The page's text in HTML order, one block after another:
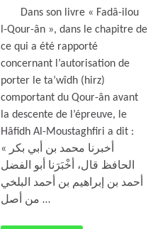
Dans son livre « Fadâ-ilou
l-Qour-ân », dans le chapitre de
ce qui a été rapporté
concernant l’autorisation de
porter le ta’wîdh (hirz)
comportant du Qour-ân avant
la descente de l’épreuve, le
Hâfidh Al-Moustaghfiri a dit :
« أخبرنا محمد بن أبي بكر
الحافظ قال، أخْبَرَنا أبو الفضل
أحمد بن إبراهيم بن أحمد البلخي
من أصل …